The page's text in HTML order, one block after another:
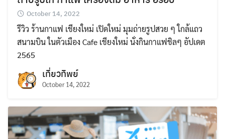
October 14, 2022
รีวิว ร้านกาแฟ เชียงใหม่ เปิดใหม่ มุมถ่ายรูปสวย ๆ ใกล้แถว
สนามบิน ในตัวเมือง Cafe เชียงใหม่ นั่งกินกาแฟชิลๆ อัปเดต
2565
เที่ยวทิพย์
October 14, 2022